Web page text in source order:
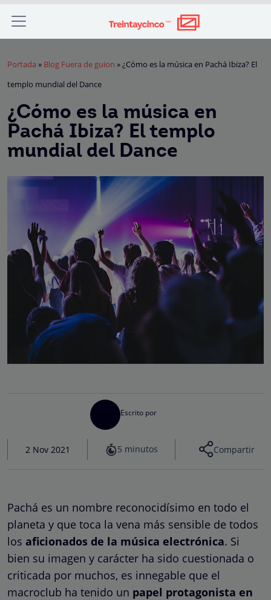
Portada » Blog Fuera de guion »¿Cómo es la música en Pachá Ibiza? El
templo mundial del Dance
¿Cómo es la música en
Pachá Ibiza? El templo
mundial del Dance
Escrito por
2 Nov 2021 5 minutos Compartir
Pachá es un nombre reconocidísimo en todo el
planeta y que toca la vena más sensible de todos
los aficionados de la música electrónica. Si
bien su imagen y carácter ha sido cuestionada o
criticada por muchos, es innegable que el
macroclub ha tenido un papel protagonista en